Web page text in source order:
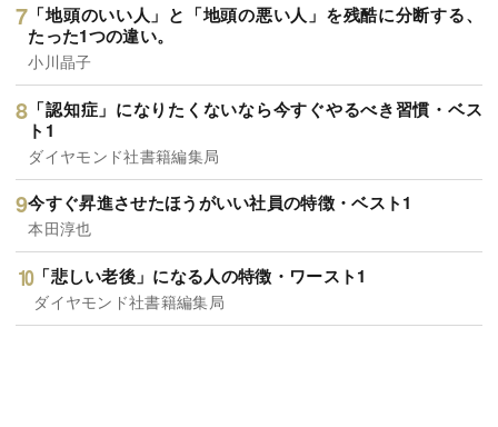
「地頭のいい人」と「地頭の悪い人」を残酷に分断する、
たった1つの違い。
小川晶子
「認知症」になりたくないなら今すぐやるべき習慣・ベス
ト1
ダイヤモンド社書籍編集局
今すぐ昇進させたほうがいい社員の特徴・ベスト1
本田淳也
「悲しい老後」になる人の特徴・ワースト1
ダイヤモンド社書籍編集局